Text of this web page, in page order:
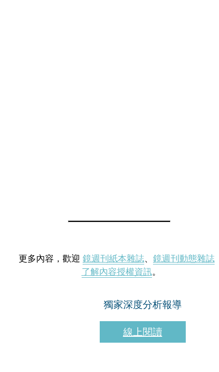
更多內容，歡迎 鏡週刊紙本雜誌、 鏡週刊動態雜誌
了解內容授權資訊。
獨家深度分析報導
線上閱讀